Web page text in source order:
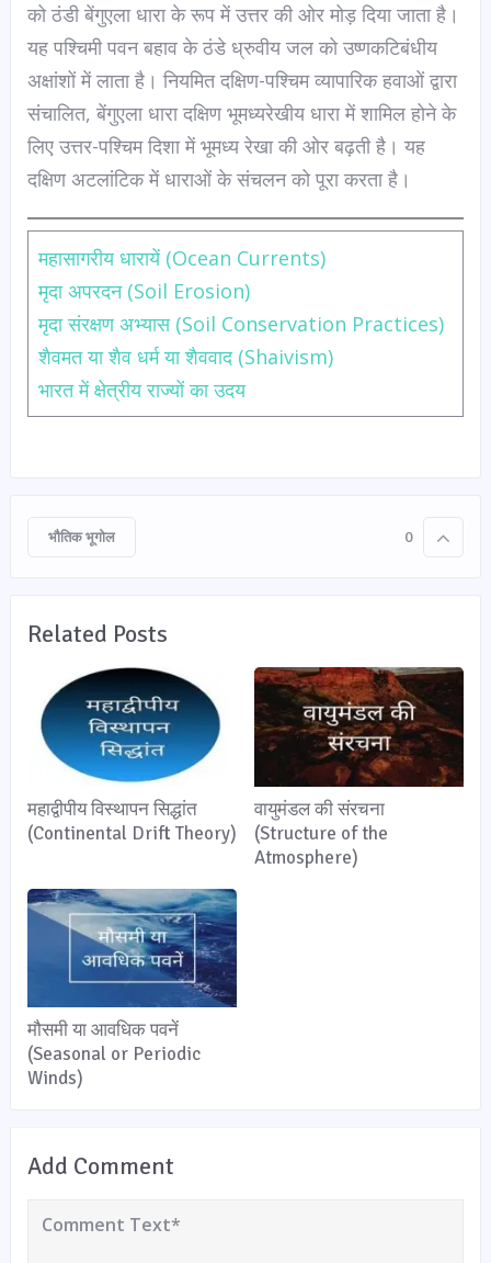
को ठंडी बेंगुएला धारा के रूप में उत्तर की ओर मोड़ दिया जाता है।
यह पश्चिमी पवन बहाव के ठंडे ध्रुवीय जल को उष्णकटिबंधीय
अक्षांशों में लाता है। नियमित दक्षिण-पश्चिम व्यापारिक हवाओं द्वारा
संचालित, बेंगुएला धारा दक्षिण भूमध्यरेखीय धारा में शामिल होने के
लिए उत्तर-पश्चिम दिशा में भूमध्य रेखा की ओर बढ़ती है। यह
दक्षिण अटलांटिक में धाराओं के संचलन को पूरा करता है।
महासागरीय धारायें (Ocean Currents)
मृदा अपरदन (Soil Erosion)
मृदा संरक्षण अभ्यास (Soil Conservation Practices)
शैवमत या शैव धर्म या शैववाद (Shaivism)
भारत में क्षेत्रीय राज्यों का उदय
भौतिक भूगोल 0
Related Posts
महाद्वीपीय विस्थापन सिद्धांत
(Continental Drift Theory)
वायुमंडल की संरचना
(Structure of the
Atmosphere)
मौसमी या आवधिक पवनें
(Seasonal or Periodic
Winds)
Add Comment